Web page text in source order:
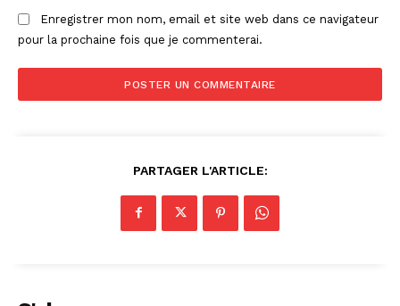
Enregistrer mon nom, email et site web dans ce navigateur
pour la prochaine fois que je commenterai.
PARTAGER L'ARTICLE: